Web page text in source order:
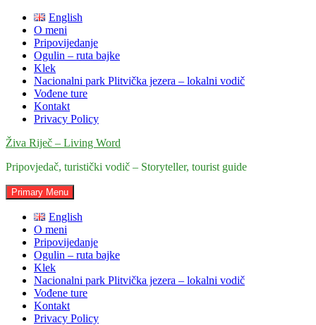
Skip
content
English
O meni
Pripovijedanje
Ogulin – ruta bajke
Klek
Nacionalni park Plitvička jezera – lokalni vodič
Vođene ture
Kontakt
Privacy Policy
Živa Riječ – Living Word
Pripovjedač, turistički vodič – Storyteller, tourist guide
Primary Menu
English
O meni
Pripovijedanje
Ogulin – ruta bajke
Klek
Nacionalni park Plitvička jezera – lokalni vodič
Vođene ture
Kontakt
Privacy Policy